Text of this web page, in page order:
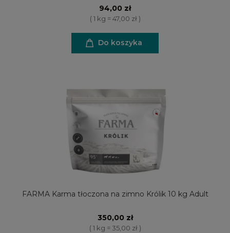
94,00 zł
( 1 kg = 47,00 zł )
Do koszyka
FARMA Karma tłoczona na zimno Królik 10 kg Adult
350,00 zł
( 1 kg = 35,00 zł )